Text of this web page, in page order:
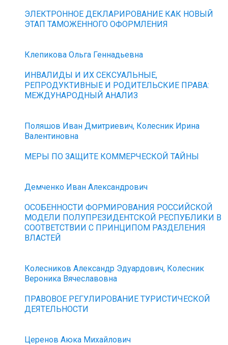
ЭЛЕКТРОННОЕ ДЕКЛАРИРОВАНИЕ КАК НОВЫЙ
ЭТАП ТАМОЖЕННОГО ОФОРМЛЕНИЯ
Клепикова Ольга Геннадьевна
ИНВАЛИДЫ И ИХ СЕКСУАЛЬНЫЕ,
РЕПРОДУКТИВНЫЕ И РОДИТЕЛЬСКИЕ ПРАВА:
МЕЖДУНАРОДНЫЙ АНАЛИЗ
Поляшов Иван Дмитриевич, Колесник Ирина
Валентиновна
МЕРЫ ПО ЗАЩИТЕ КОММЕРЧЕСКОЙ ТАЙНЫ
Демченко Иван Александрович
ОСОБЕННОСТИ ФОРМИРОВАНИЯ РОССИЙСКОЙ
МОДЕЛИ ПОЛУПРЕЗИДЕНТСКОЙ РЕСПУБЛИКИ В
СООТВЕТСТВИИ С ПРИНЦИПОМ РАЗДЕЛЕНИЯ
ВЛАСТЕЙ
Колесников Александр Эдуардович, Колесник
Вероника Вячеславовна
ПРАВОВОЕ РЕГУЛИРОВАНИЕ ТУРИСТИЧЕСКОЙ
ДЕЯТЕЛЬНОСТИ
Церенов Аюка Михайлович